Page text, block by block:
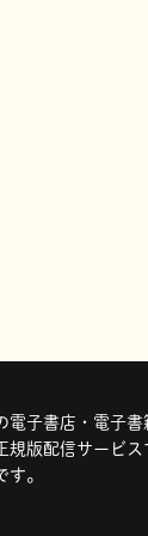
電子書店・電子
規版配信サービ
す。